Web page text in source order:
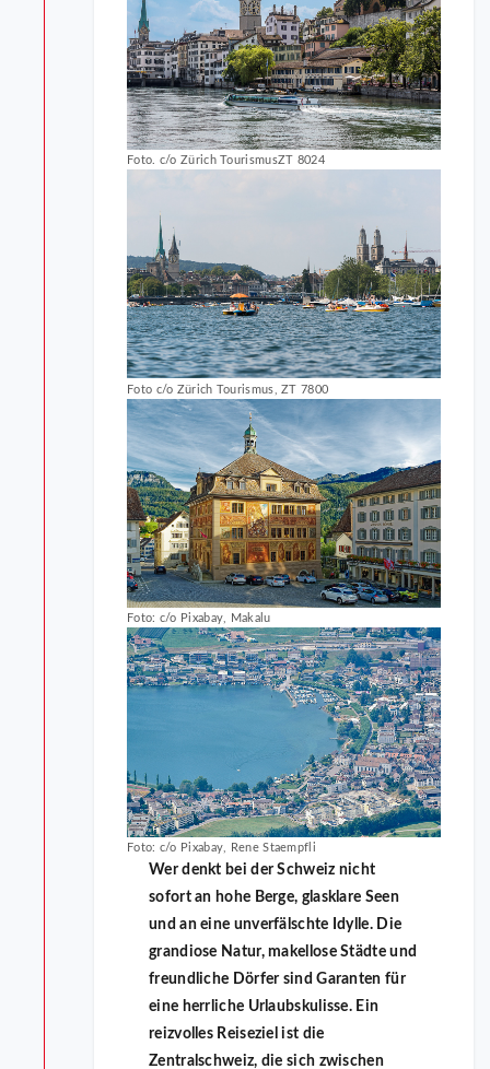
Foto. c/o Zürich TourismusZT 8024
Foto c/o Zürich Tourismus, ZT 7800
Foto: c/o Pixabay, Makalu
Foto: c/o Pixabay, Rene Staempfli
Wer denkt bei der Schweiz nicht
sofort an hohe Berge, glasklare Seen
und an eine unverfälschte Idylle. Die
grandiose Natur, makellose Städte und
freundliche Dörfer sind Garanten für
eine herrliche Urlaubskulisse. Ein
reizvolles Reiseziel ist die
Zentralschweiz, die sich zwischen